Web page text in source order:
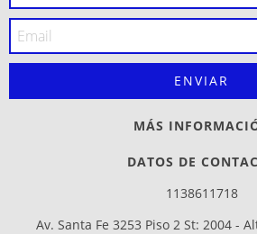
MÁS
DATOS DE
1138611718
Av. Santa Fe 3253 Piso 2 St: 2004 -